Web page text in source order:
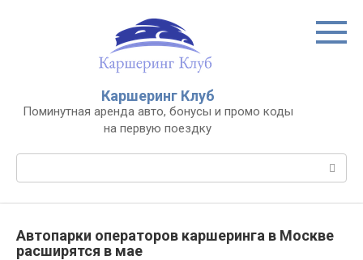
Каршеринг Клуб
Поминутная аренда авто, бонусы и промо коды
на первую поездку
Поиск:
Автопарки операторов каршеринга в Москве
расширятся в мае